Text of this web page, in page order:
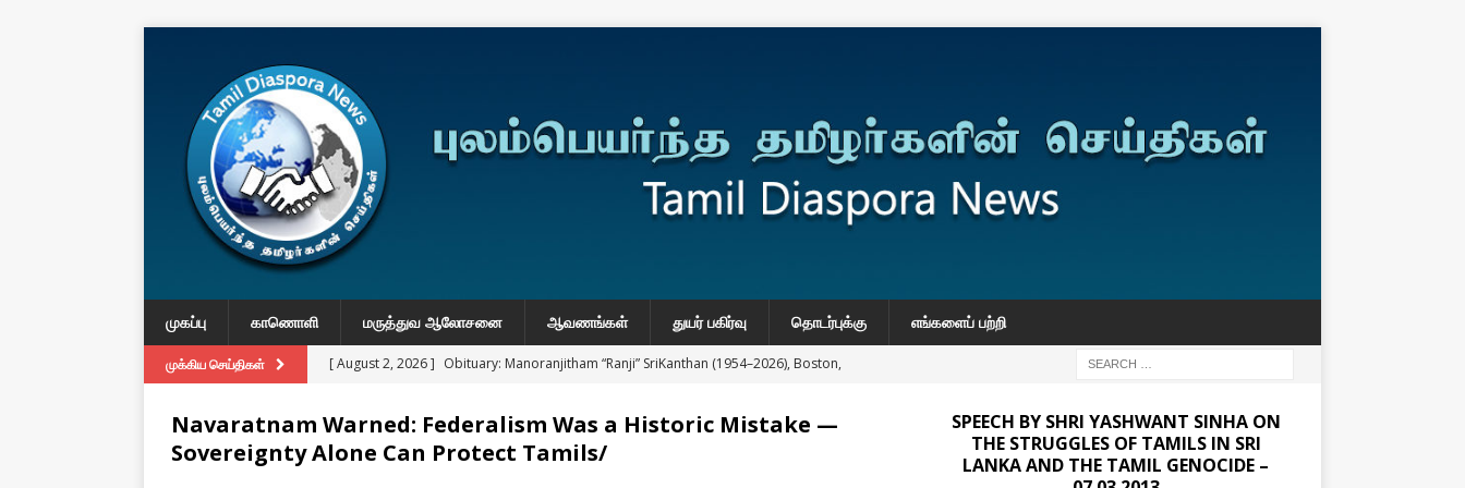
முகப்பு காணொளி மருத்துவ ஆலோசனை ஆவணங்கள் துயர் பகிர்வு தொடர்புக்கு எங்களைப் பற்றி
முக்கிய செய்திகள் [ August 2, 2026 ] Obituary: Manoranjitham “Ranji” SriKanthan (1954–2026), Boston,
[ August 2, 2026 ] Common Daily Habits That May Increase Colon Cancer Risk
Navaratnam Warned: Federalism Was a Historic Mistake —
Sovereignty Alone Can Protect Tamils/
SPEECH BY SHRI YASHWANT SINHA ON
THE STRUGGLES OF TAMILS IN SRI
LANKA AND THE TAMIL GENOCIDE –